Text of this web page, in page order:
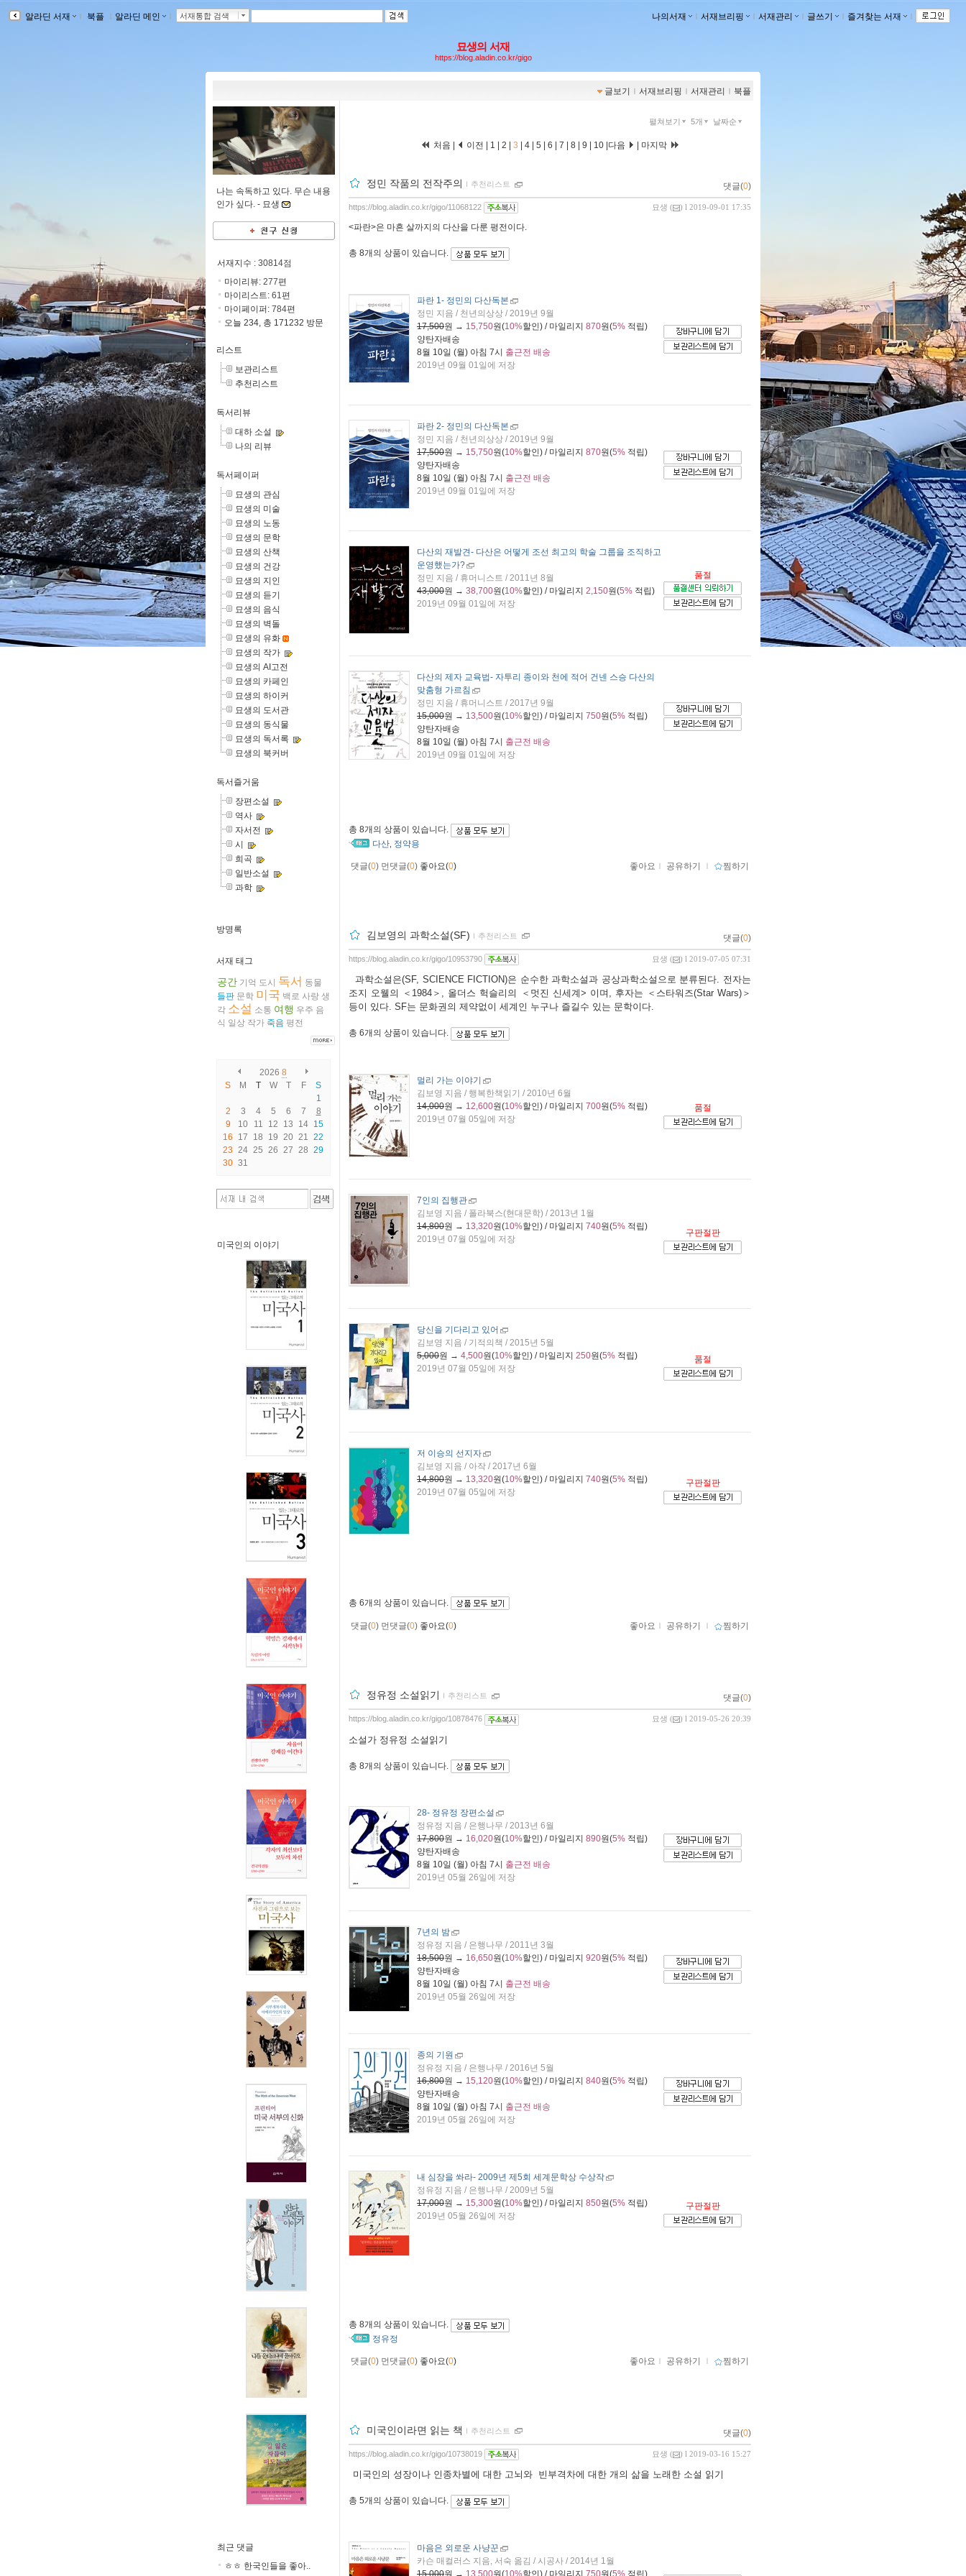
알라딘 서재 ｌ 북플 ｌ 알라딘 메인 ｌ 서재통합 검색 나의서재 ｌ 서재브리핑 ｌ 서재관리 ｌ 글쓰기 ｌ 즐겨찾는 서재 ｌ
묘생의 서재
https://blog.aladin.co.kr/gigo
글보기 ｌ 서재브리핑 ｌ 서재관리 ｌ 북플
나는 속독하고 있다. 무슨 내용
인가 싶다. - 묘생
서재지수 : 30814점
마이리뷰: 277편
마이리스트: 61 편
마이페이퍼: 784편
오늘 234, 총 171232 방문
리스트
보관리스트
추천리스트
독서리뷰
대하 소설
나의 리뷰
독서페이퍼
묘생의 관심
묘생의 미술
묘생의 노동
묘생의 문학
묘생의 산책
묘생의 건강
묘생의 지인
묘생의 듣기
묘생의 음식
묘생의 벽돌
묘생의 유화
묘생의 작가
묘생의 AI고전
묘생의 카페인
묘생의 하이커
묘생의 도서관
묘생의 동식물
묘생의 독서록
묘생의 북커버
독서즐거움
장편소설
역사
자서전
시
희곡
일반소설
과학
방명록
서재 태그
공간 기억 도시 독서 동물
들판 문학 미국 백로 사랑 생
각 소설 소통 여행 우주 음
식 일상 작가 죽음 평전
2026 8
S
M T W T F
S
1
2
3 4 5 6 7
8
9
10 11 12 13 14 15
16
17 18 19 20 21
22
23 24 25 26 27 28 29
30 31
미국인의 이야기
최근 댓글
ㅎㅎ 한국인들을 좋아..
펼쳐보기 5개 날짜순
처음 이전 1 2 3 4 5 6 7 8 9 10 다음 마지막
정민 작품의 전작주의 ｌ 추천리스트 댓글(0)
묘생 ( ) l 2019-09-01 17:35
https://blog.aladin.co.kr/gigo/11068122
<파란>은 마흔 살까지의 다산을 다룬 평전이다.
총 8개 의 상품이 있습니다.
파란 1- 정민의 다산독본
정민 지음 / 천년의상상 / 2019년 9월
17,500원 → 15,750원(10%할인) / 마일리지 870원(5% 적립)
양탄자배송
8월 10일 (월) 아침 7시 출근전 배송
2019년 09월 01일에 저장
파란 2- 정민의 다산독본
정민 지음 / 천년의상상 / 2019년 9월
17,500원 → 15,750원(10%할인) / 마일리지 870원(5% 적립)
양탄자배송
8월 10일 (월) 아침 7시 출근전 배송
2019년 09월 01일에 저장
다산의 재발견- 다산은 어떻게 조선 최고의 학술 그룹을 조직하고
운영했는가?
정민 지음 / 휴머니스트 / 2011년 8월
43,000원 → 38,700원(10%할인) / 마일리지 2,150원(5% 적립)
2019년 09월 01일에 저장
품절
다산의 제자 교육법- 자투리 종이와 천에 적어 건넨 스승 다산의
맞춤형 가르침
정민 지음 / 휴머니스트 / 2017년 9월
15,000원 → 13,500원(10%할인) / 마일리지 750원(5% 적립)
양탄자배송
8월 10일 (월) 아침 7시 출근전 배송
2019년 09월 01일에 저장
총 8개 의 상품이 있습니다.
다산 정약용
댓글(0) 먼댓글(0) 좋아요(0) 좋아요 ｌ 공유하기 ｌ 찜하기
김보영의 과학소설(SF) ｌ 추천리스트 댓글(0)
묘생 ( ) l 2019-07-05 07:31
https://blog.aladin.co.kr/gigo/10953790
과학소설은(SF, SCIENCE FICTION)은 순수한 과학소설과 공상과학소설으로 분류된다. 전자는
조지 오웰의 ＜1984＞, 올더스 헉슬리의 ＜멋진 신세계> 이며, 후자는 ＜스타워즈(Star Wars)＞
등이 있다. SF는 문화권의 제약없이 세계인 누구나 즐길수 있는 문학이다.
총 6개 의 상품이 있습니다.
멀리 가는 이야기
김보영 지음 / 행복한책읽기 / 2010년 6월
14,000원 → 12,600원(10%할인) / 마일리지 700원(5% 적립)
2019년 07월 05일에 저장
품절
7인의 집행관
김보영 지음 / 폴라북스(현대문학) / 2013년 1월
14,800원 → 13,320원(10%할인) / 마일리지 740원(5% 적립)
2019년 07월 05일에 저장
구판절판
당신을 기다리고 있어
김보영 지음 / 기적의책 / 2015년 5월
5,000원 → 4,500원(10%할인) / 마일리지 250원(5% 적립)
2019년 07월 05일에 저장
품절
저 이승의 선지자
김보영 지음 / 아작 / 2017년 6월
14,800원 → 13,320원(10%할인) / 마일리지 740원(5% 적립)
2019년 07월 05일에 저장
구판절판
총 6개의 상품이 있습니다.
댓글(0) 먼댓글(0) 좋아요(0) 좋아요 ｌ 공유하기 ｌ 찜하기
정유정 소설읽기 ｌ 추천리스트 댓글(0)
묘생 ( ) l 2019-05-26 20:39
https://blog.aladin.co.kr/gigo/10878476
소설가 정유정 소설읽기
총 8개의 상품이 있습니다.
28- 정유정 장편소설
정유정 지음 / 은행나무 / 2013년 6월
17,800원 → 16,020원(10%할인) / 마일리지 890원(5% 적립)
양탄자배송
8월 10일 (월) 아침 7시 출근전 배송
2019년 05월 26일에 저장
7년의 밤
정유정 지음 / 은행나무 / 2011년 3월
18,500원 → 16,650원(10%할인) / 마일리지 920원(5% 적립)
양탄자배송
8월 10일 (월) 아침 7시 출근전 배송
2019년 05월 26일에 저장
종의 기원
정유정 지음 / 은행나무 / 2016년 5월
16,800원 → 15,120원(10%할인) / 마일리지 840원(5% 적립)
양탄자배송
8월 10일 (월) 아침 7시 출근전 배송
2019년 05월 26일에 저장
내 심장을 쏴라- 2009년 제5회 세계문학상 수상작
정유정 지음 / 은행나무 / 2009년 5월
17,000원 → 15,300원(10%할인) / 마일리지 850원(5% 적립)
2019년 05월 26일에 저장
구판절판
총 8개 의 상품이 있습니다.
정유정
댓글(0) 먼댓글(0) 좋아요(0) 좋아요 ｌ 공유하기 ｌ 찜하기
미국인이라면 읽는 책 ｌ 추천리스트 댓글(0)
묘생 ( ) l 2019-03-16 15:27
https://blog.aladin.co.kr/gigo/10738019
미국인의 성장이나 인종차별에 대한 고뇌와 빈부격차에 대한 개의 삶을 노래한 소설 읽기
총 5개 의 상품이 있습니다.
마음은 외로운 사냥꾼
카슨 매컬러스 지음, 서숙 옮김 / 시공사 / 2014년 1월
15,000원 → 13,500원(10%할인) / 마일리지 750원(5% 적립)